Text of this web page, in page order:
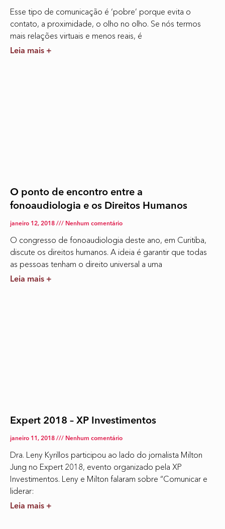
Esse tipo de comunicação é ‘pobre’ porque evita o
contato, a proximidade, o olho no olho. Se nós termos
mais relações virtuais e menos reais, é
Leia mais +
O ponto de encontro entre a
fonoaudiologia e os Direitos Humanos
janeiro 12, 2018 Nenhum comentário
O congresso de fonoaudiologia deste ano, em Curitiba,
discute os direitos humanos. A ideia é garantir que todas
as pessoas tenham o direito universal a uma
Leia mais +
Expert 2018 – XP Investimentos
janeiro 11, 2018 Nenhum comentário
Dra. Leny Kyrillos participou ao lado do jornalista Milton
Jung no Expert 2018, evento organizado pela XP
Investimentos. Leny e Milton falaram sobre “Comunicar e
liderar:
Leia mais +